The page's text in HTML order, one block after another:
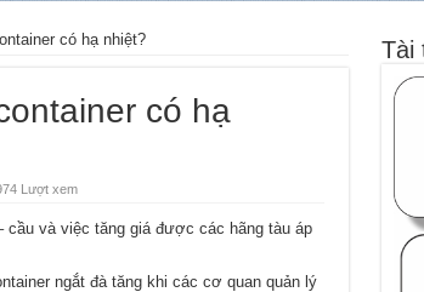
có hạ nhiệt?
có hạ
Lượt xem
cầu và việc tăng giá được các hãng tàu áp
ngắt đà tăng khi các cơ quan quản lý
Tài